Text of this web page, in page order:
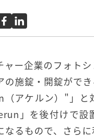
ャー企業のフォト
の施錠・開錠がで
（アケルン）"」と
」を後付けで設
なるもので、さら